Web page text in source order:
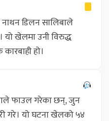
नाथन डिलन सालिबाले
यो खेलमा उनी विरुद्ध
हो।
फाउल गरेका छन्, जुन
गरे। यो घटना खेलको ५४